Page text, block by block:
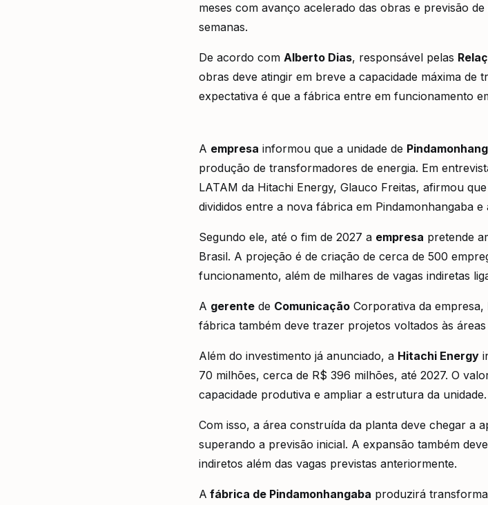
meses com avanço acelerado das obras e previsão
semanas.
De acordo com Alberto Dias, responsável pelas
obras deve atingir em breve a capacidade máxima de
expectativa é que a fábrica entre em funcionamento
A empresa informou que a unidade de
produção de transformadores de energia. Em
LATAM da Hitachi Energy, Glauco Freitas, afirmou
divididos entre a nova fábrica em Pindamonhangaba
Segundo ele, até o fim de 2027 a empresa pretende
Brasil. A projeção é de criação de cerca de 500
funcionamento, além de milhares de vagas indiretas
A gerente de Comunicação Corporativa da empresa,
fábrica também deve trazer projetos voltados às
Além do investimento já anunciado, a Hitachi Energy
70 milhões, cerca de R$ 396 milhões, até 2027. O
capacidade produtiva e ampliar a estrutura da unidade.
Com isso, a área construída da planta deve chegar a
superando a previsão inicial. A expansão também
indiretos além das vagas previstas anteriormente.
A fábrica de Pindamonhangaba produzirá